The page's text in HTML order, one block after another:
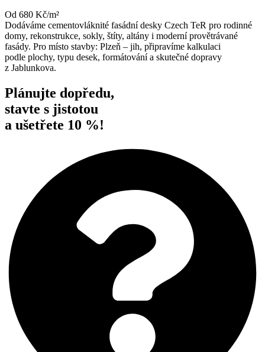
Od 680 Kč/m²
Dodáváme cementovláknité fasádní desky Czech TeR pro rodinné
domy, rekonstrukce, sokly, štíty, altány i moderní provětrávané
fasády. Pro místo stavby: Plzeň – jih, připravíme kalkulaci
podle plochy, typu desek, formátování a skutečné dopravy
z Jablunkova.
Plánujte dopředu,
stavte s jistotou
a ušetřete 10 %!